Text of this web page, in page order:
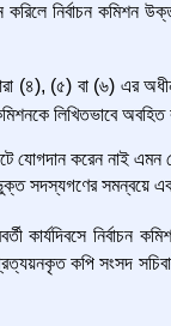
করিলে নির্বাচন
(৫) বা (৬) এর অধীন
লিখিতভাবে অবহিত
করেন নাই এমন
সদস্যগণের সমন্বয়ে
নির্বাচন
কপি সংসদ